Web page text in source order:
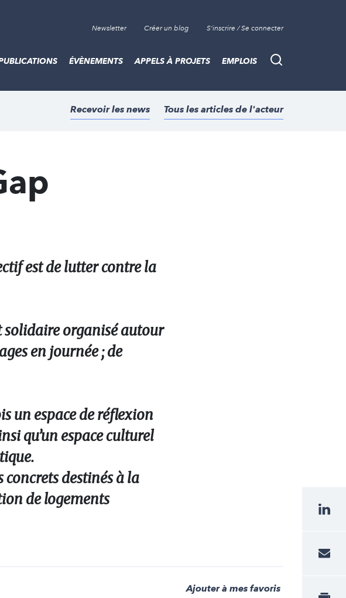
Newsletter Créer un blog S'inscrire / Se connecter
Recherche
ÉVÈNEMENTS APPELS À PROJETS EMPLOIS
Recevoir les news Tous les articles de l'acteur
est de lutter contre la
solidaire organisé autour
en journée ; de
un espace de réflexion
qu’un espace culturel
destinés à la
de logements
Ajouter à mes favoris